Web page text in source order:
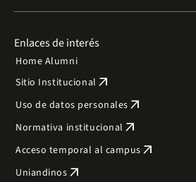
Enlaces de interés
Home Alumni
Sitio Institucional arrow_outward
Uso de datos personales arrow_outward
Normativa institucional arrow_outward
Acceso temporal al campus arrow_outward
Uniandinos arrow_outward